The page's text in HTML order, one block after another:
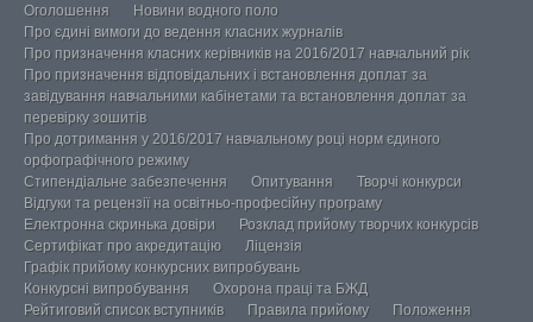
Оголошення
Новини водного поло
Про єдині вимоги до ведення класних журналів
Про призначення класних керівників на 2016/2017 навчальний рік
Про призначення відповідальних і встановлення доплат за
завідування навчальними кабінетами та встановлення доплат за
перевірку зошитів
Про дотримання у 2016/2017 навчальному році норм єдиного
орфографічного режиму
Стипендіальне забезпечення
Опитування
Творчі конкурси
Відгуки та рецензії на освітньо-професійну програму
Електронна скринька довіри
Розклад прийому творчих конкурсів
Сертифікат про акредитацію
Ліцензія
Графік прийому конкурсних випробувань
Конкурсні випробування
Охорона праці та БЖД
Рейтиговий список вступників
Правила прийому
Положення